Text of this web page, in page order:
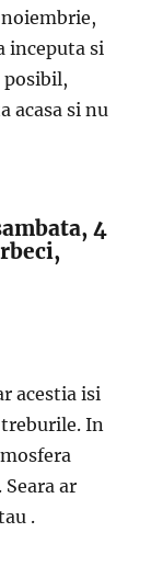
inceputa si
posibil,
acasa si nu
4
acestia isi
treburile. In
ar
.